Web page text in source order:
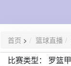
首页 > 篮球直播
比赛类型： 罗篮甲